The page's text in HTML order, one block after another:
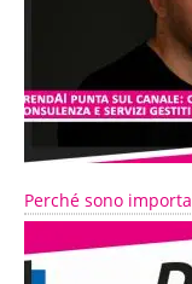
Perché sono